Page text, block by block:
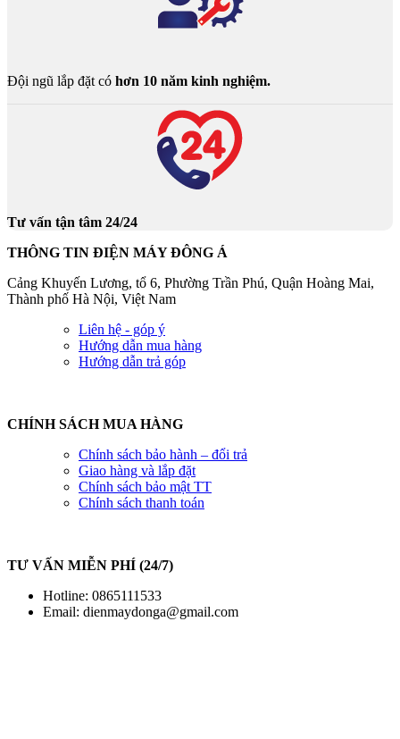
Đội ngũ lắp đặt có hơn 10 năm kinh nghiệm.
Tư vấn tận tâm 24/24
THÔNG TIN ĐIỆN MÁY ĐÔNG Á
Cảng Khuyến Lương, tổ 6, Phường Trần Phú, Quận Hoàng Mai,
Thành phố Hà Nội, Việt Nam
Liên hệ - góp ý
Hướng dẫn mua hàng
Hướng dẫn trả góp
CHÍNH SÁCH MUA HÀNG
Chính sách bảo hành – đổi trả
Giao hàng và lắp đặt
Chính sách bảo mật TT
Chính sách thanh toán
TƯ VẤN MIỄN PHÍ (24/7)
Hotline: 0865111533
Email: dienmaydonga@gmail.com